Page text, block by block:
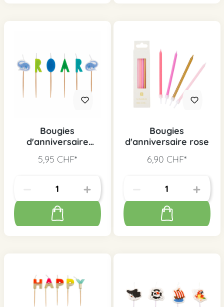
Bougies
d'anniversaire
5,95 CHF*
Bougies
d'anniversaire rose
6,90 CHF*